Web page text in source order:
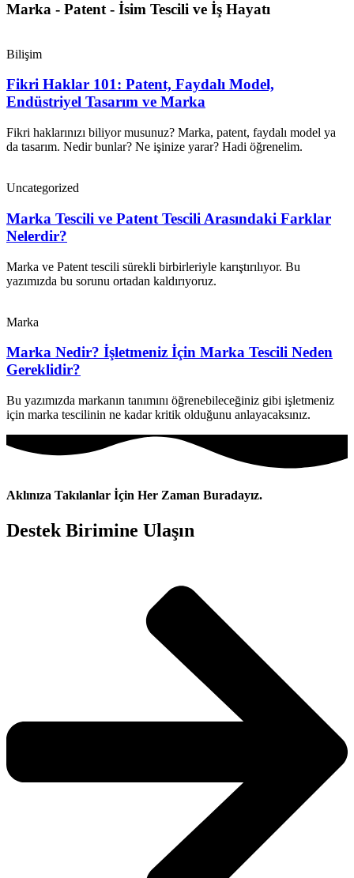
Marka - Patent - İsim Tescili ve İş Hayatı
Bilişim
Fikri Haklar 101: Patent, Faydalı Model,
Endüstriyel Tasarım ve Marka
Fikri haklarınızı biliyor musunuz? Marka, patent, faydalı model ya
da tasarım. Nedir bunlar? Ne işinize yarar? Hadi öğrenelim.
Uncategorized
Marka Tescili ve Patent Tescili Arasındaki Farklar
Nelerdir?
Marka ve Patent tescili sürekli birbirleriyle karıştırılıyor. Bu
yazımızda bu sorunu ortadan kaldırıyoruz.
Marka
Marka Nedir? İşletmeniz İçin Marka Tescili Neden
Gereklidir?
Bu yazımızda markanın tanımını öğrenebileceğiniz gibi işletmeniz
için marka tescilinin ne kadar kritik olduğunu anlayacaksınız.
Aklınıza Takılanlar İçin Her Zaman Buradayız.
Destek Birimine Ulaşın